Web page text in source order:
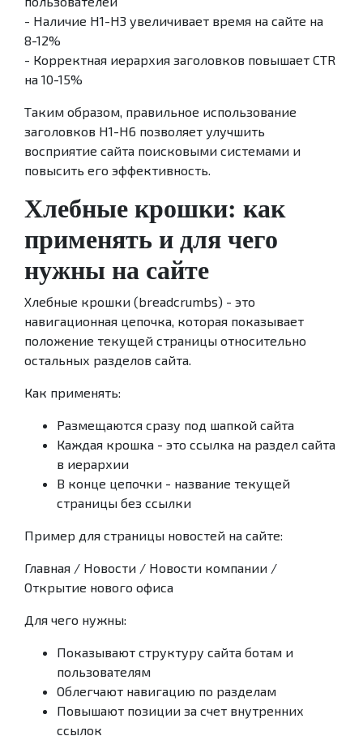
- Наличие H1-H3 увеличивает время на сайте на
8-12%
- Корректная иерархия заголовков повышает CTR
на 10-15%
Таким образом, правильное использование
заголовков H1-H6 позволяет улучшить
восприятие сайта поисковыми системами и
повысить его эффективность.
Хлебные крошки: как
применять и для чего
нужны на сайте
Хлебные крошки (breadcrumbs) - это
навигационная цепочка, которая показывает
положение текущей страницы относительно
остальных разделов сайта.
Как применять:
Размещаются сразу под шапкой сайта
Каждая крошка - это ссылка на раздел сайта
в иерархии
В конце цепочки - название текущей
страницы без ссылки
Пример для страницы новостей на сайте:
Главная / Новости / Новости компании /
Открытие нового офиса
Для чего нужны:
Показывают структуру сайта ботам и
пользователям
Облегчают навигацию по разделам
Повышают позиции за счет внутренних
ссылок